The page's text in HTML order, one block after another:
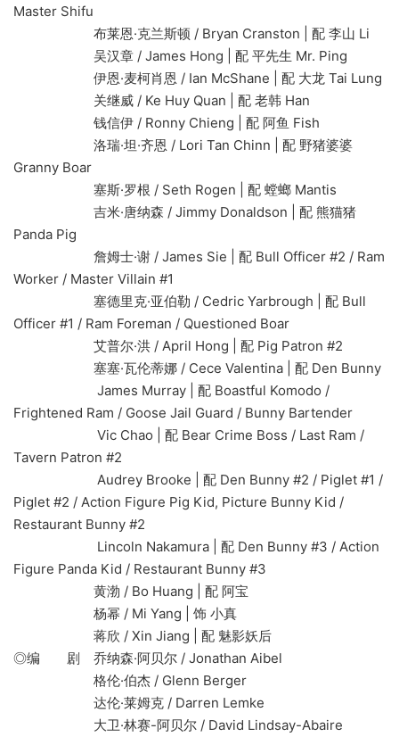
Master Shifu
布莱恩·克兰斯顿 / Bryan Cranston | 配 李山 Li
吴汉章 / James Hong | 配 平先生 Mr. Ping
伊恩·麦柯肖恩 / Ian McShane | 配 大龙 Tai Lung
关继威 / Ke Huy Quan | 配 老韩 Han
钱信伊 / Ronny Chieng | 配 阿鱼 Fish
洛瑞·坦·齐恩 / Lori Tan Chinn | 配 野猪婆婆
Granny Boar
塞斯·罗根 / Seth Rogen | 配 螳螂 Mantis
吉米·唐纳森 / Jimmy Donaldson | 配 熊猫猪
Panda Pig
詹姆士·谢 / James Sie | 配 Bull Officer #2 / Ram
Worker / Master Villain #1
塞德里克·亚伯勒 / Cedric Yarbrough | 配 Bull
Officer #1 / Ram Foreman / Questioned Boar
艾普尔·洪 / April Hong | 配 Pig Patron #2
塞塞·瓦伦蒂娜 / Cece Valentina | 配 Den Bunny
James Murray | 配 Boastful Komodo /
Frightened Ram / Goose Jail Guard / Bunny Bartender
Vic Chao | 配 Bear Crime Boss / Last Ram /
Tavern Patron #2
Audrey Brooke | 配 Den Bunny #2 / Piglet #1 /
Piglet #2 / Action Figure Pig Kid, Picture Bunny Kid /
Restaurant Bunny #2
Lincoln Nakamura | 配 Den Bunny #3 / Action
Figure Panda Kid / Restaurant Bunny #3
黄渤 / Bo Huang | 配 阿宝
杨幂 / Mi Yang | 饰 小真
蒋欣 / Xin Jiang | 配 魅影妖后
◎编 剧 乔纳森·阿贝尔 / Jonathan Aibel
格伦·伯杰 / Glenn Berger
达伦·莱姆克 / Darren Lemke
大卫·林赛-阿贝尔 / David Lindsay-Abaire